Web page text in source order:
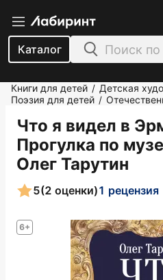
Каталог
Книги для детей / Детская
Поэзия для детей /
Что я видел в
Прогулка по
Олег Тарутин
6+
5(2 оценки)1 рецензия